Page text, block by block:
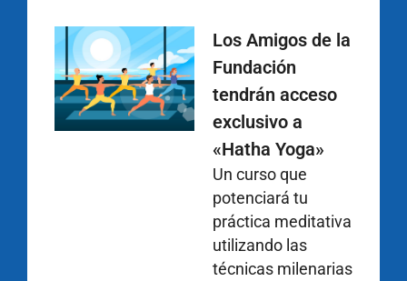
Los Amigos de la
Fundación
tendrán acceso
exclusivo a
«Hatha Yoga»
Un curso que
potenciará tu
práctica meditativa
utilizando las
técnicas milenarias